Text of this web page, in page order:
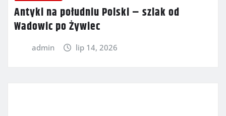
Antyki na południu Polski – szlak od
Wadowic po Żywiec
admin lip 14, 2026